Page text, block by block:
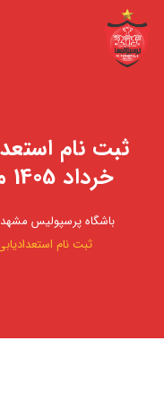
خرداد 1405 متولدین ۹۴،۹۵،۹۶،۹۷
باشگاه پرسپولیس مشهد